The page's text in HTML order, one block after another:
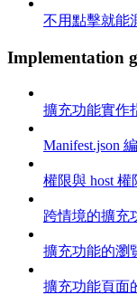
不用點擊就能
Implementation
擴充功能實作
Manifest.json
權限與 host 權
跨情境的擴充
擴充功能的瀏
擴充功能頁面